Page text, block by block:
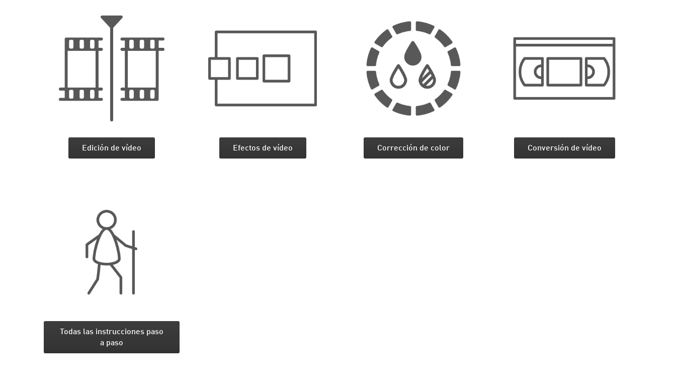
Edición de vídeo Efectos de vídeo Corrección de color Conversión de vídeo
Todas las instrucciones paso
a paso